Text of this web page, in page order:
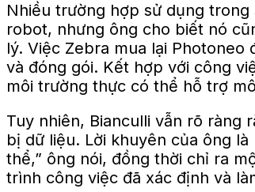
Nhiều trường hợp sử dụng
robot, nhưng ông cho biết nó
lý. Việc Zebra mua lại
và đóng gói. Kết hợp với công
môi trường thực có thể hỗ trợ
Tuy nhiên, Bianculli vẫn rõ ràng
bị dữ liệu. Lời khuyên của ông
thể,” ông nói, đồng thời chỉ ra
trình công việc đã xác định và